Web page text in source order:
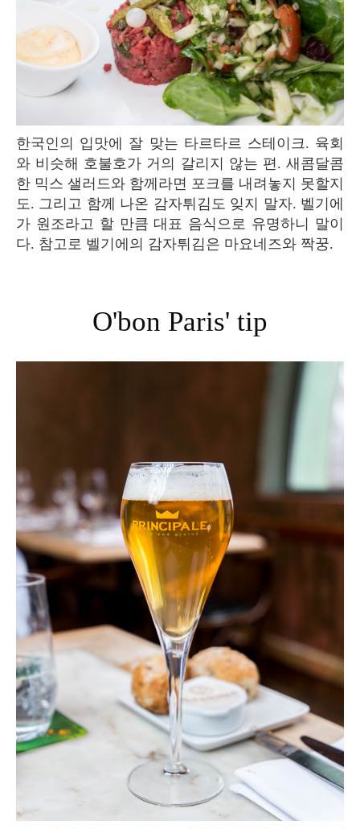
한국인의 입맛에 잘 맞는 타르타르 스테이크. 육회
와 비슷해 호불호가 거의 갈리지 않는 편. 새콤달콤
한 믹스 샐러드와 함께라면 포크를 내려놓지 못할지
도. 그리고 함께 나온 감자튀김도 잊지 말자. 벨기에
가 원조라고 할 만큼 대표 음식으로 유명하니 말이
다. 참고로 벨기에의 감자튀김은 마요네즈와 짝꿍.
O'bon Paris' tip